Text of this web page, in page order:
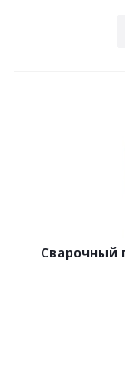
Сварочный